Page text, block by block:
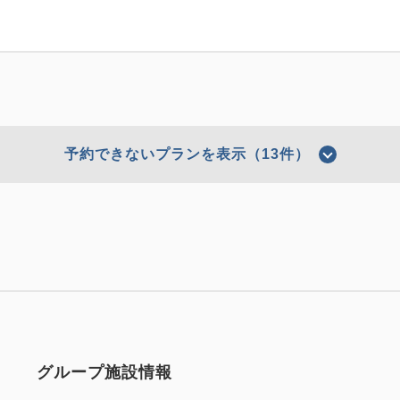
予約できないプランを表示（13件）
グループ施設情報